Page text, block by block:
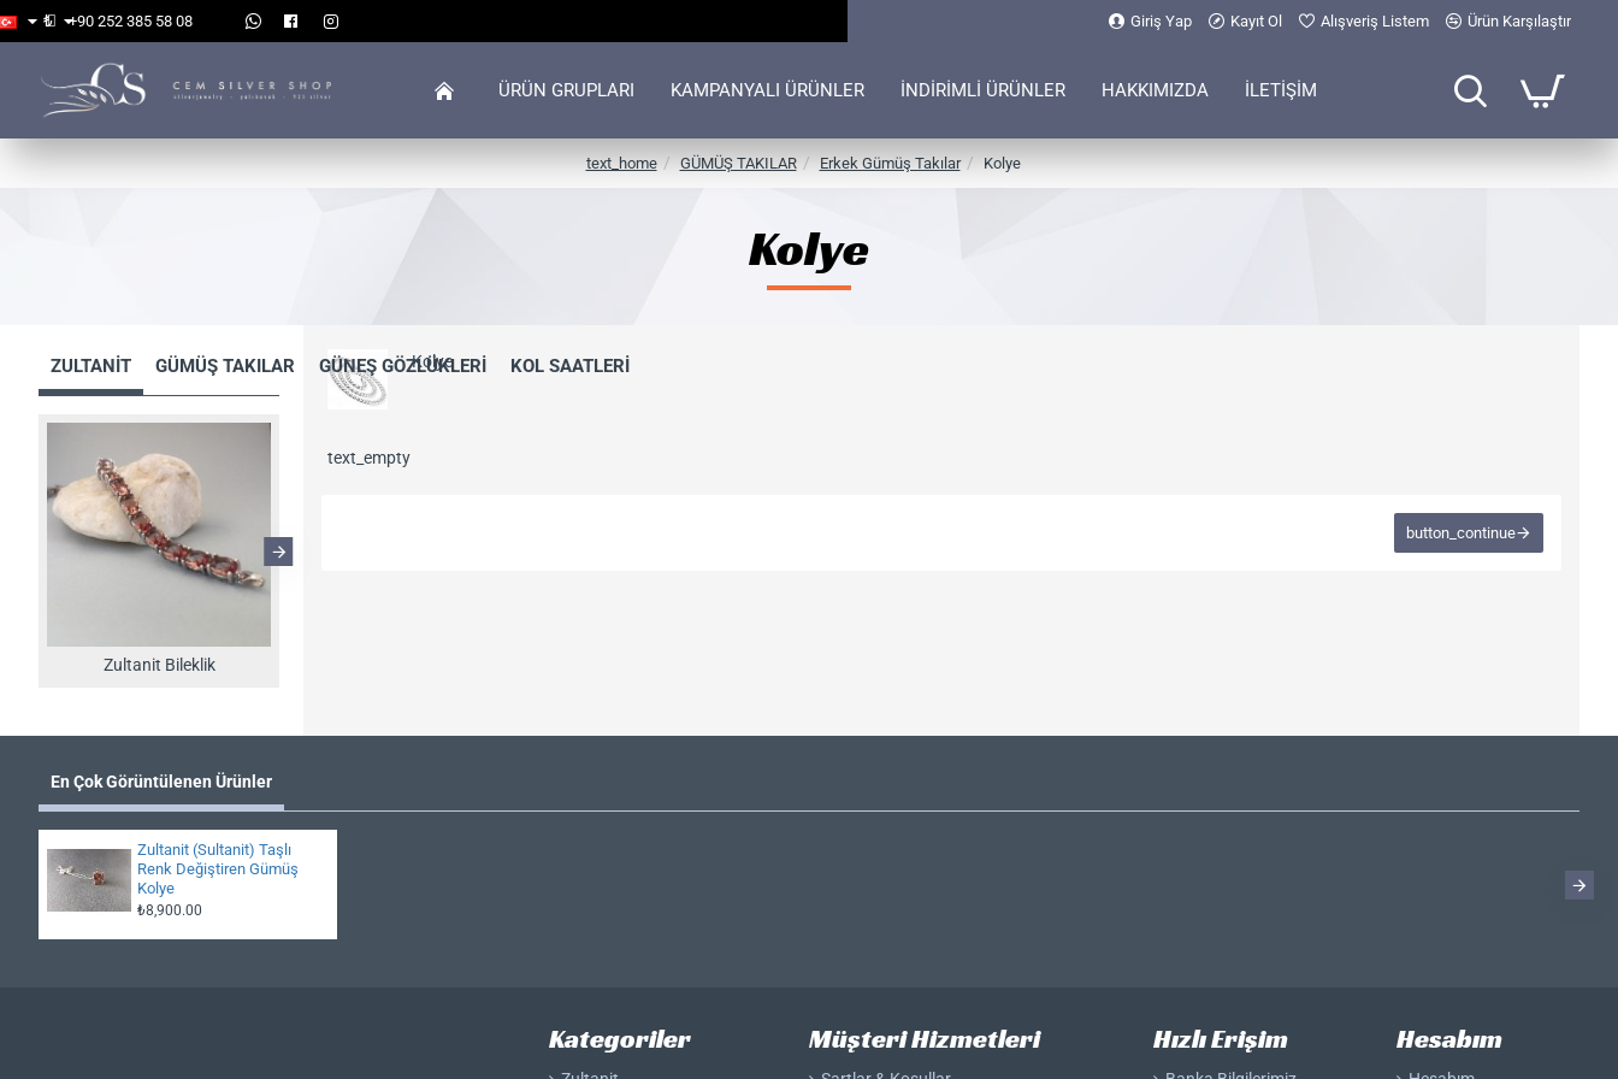
+90 252 385 58 08
₺ Giriş Yap Kayıt Ol Alışveriş Listem Ürün Karşılaştır
ÜRÜN GRUPLARI KAMPANYALI ÜRÜNLER İNDİRİMLİ ÜRÜNLER HAKKIMIZDA İLETİŞİM
Kolye
text_homeh
GÜMÜŞ TAKILAR Erkek Gümüş Takılar Kolye
ZULTANİT GÜMÜŞ TAKILAR GÜNEŞ GÖZLÜKLERİ KOL SAATLERİ
Zultanit Bileklik
Kolye
text_empty
button_continue
En Çok Görüntülenen Ürünler
Zultanit (Sultanit) Taşlı
Renk Değiştiren Gümüş
Kolye
₺8,900.00
Kategoriler Müşteri Hizmetleri Hızlı Erişim Hesabım